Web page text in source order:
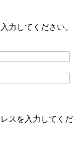
力してください。
スを入力してくだ